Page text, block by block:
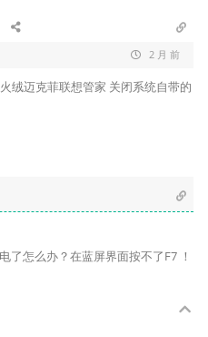
2 月 前
绒迈克菲联想管家 关闭系统自带的
了怎么办？在蓝屏界面按不了F7 ！